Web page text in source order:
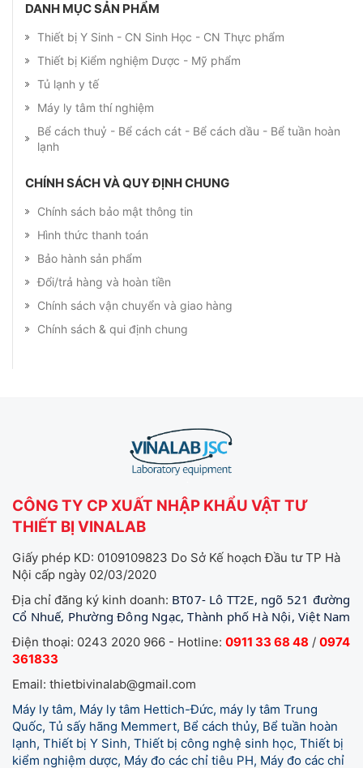
DANH MỤC SẢN PHẨM
Thiết bị Y Sinh - CN Sinh Học - CN Thực phẩm
Thiết bị Kiểm nghiệm Dược - Mỹ phẩm
Tủ lạnh y tế
Máy ly tâm thí nghiệm
Bể cách thuỷ - Bể cách cát - Bể cách dầu - Bể tuần hoàn
lạnh
CHÍNH SÁCH VÀ QUY ĐỊNH CHUNG
Chính sách bảo mật thông tin
Hình thức thanh toán
Bảo hành sản phẩm
Đổi/trả hàng và hoàn tiền
Chính sách vận chuyển và giao hàng
Chính sách & qui định chung
CÔNG TY CP XUẤT NHẬP KHẨU VẬT TƯ
THIẾT BỊ VINALAB
Giấy phép KD: 0109109823 Do Sở Kế hoạch Đầu tư TP Hà
Nội cấp ngày 02/03/2020
Địa chỉ đăng ký kinh doanh: BT07- Lô TT2E, ngõ 521 đường
Cổ Nhuế, Phường Đông Ngạc, Thành phố Hà Nội, Việt Nam
Điện thoại: 0243 2020 966 - Hotline: 0911 33 68 48 / 0974
361833
Email: thietbivinalab@gmail.com
Máy ly tâm, Máy ly tâm Hettich-Đức, máy ly tâm Trung
Quốc, Tủ sấy hãng Memmert, Bể cách thủy, Bể tuần hoàn
lạnh, Thiết bị Y Sinh, Thiết bị công nghệ sinh học, Thiết bị
kiểm nghiệm dược, Máy đo các chỉ tiêu PH, Máy đo các chỉ